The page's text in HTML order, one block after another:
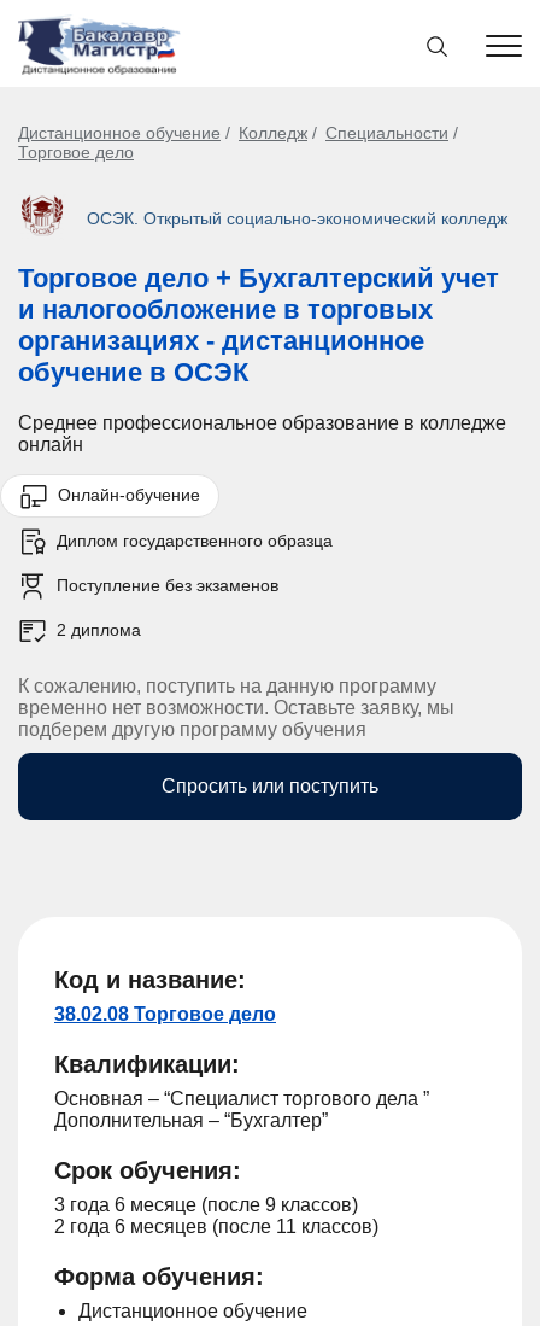
Дистанционное обучение Колледж
Специальности
Торговое дело
ОСЭК. Открытый социально-экономический колледж
Торговое дело + Бухгалтерский учет
и налогообложение в торговых
организациях - дистанционное
обучение в ОСЭК
Среднее профессиональное образование в колледже
онлайн
Онлайн-обучение
Диплом государственного образца
Поступление без экзаменов
2 диплома
К сожалению, поступить на данную программу
временно нет возможности. Оставьте заявку, мы
подберем другую программу обучения
Спросить или поступить
Код и название:
38.02.08 Торговое дело
Квалификации:
Основная – “Специалист торгового дела ”
Дополнительная – “Бухгалтер”
Срок обучения:
3 года 6 месяце (после 9 классов)
2 года 6 месяцев (после 11 классов)
Форма обучения:
Дистанционное обучение